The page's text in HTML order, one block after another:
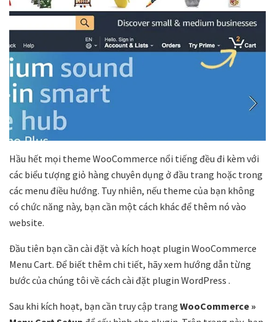
Hầu hết mọi theme WooCommerce nổi tiếng đều đi kèm với
các biểu tượng giỏ hàng chuyên dụng ở đầu trang hoặc trong
các menu điều hướng. Tuy nhiên, nếu theme của bạn không
có chức năng này, bạn cần một cách khác để thêm nó vào
website.
Đầu tiên bạn cần cài đặt và kích hoạt plugin WooCommerce
Menu Cart. Để biết thêm chi tiết, hãy xem hướng dẫn từng
bước của chúng tôi về cách cài đặt plugin WordPress .
Sau khi kích hoạt, bạn cần truy cập trang WooCommerce »